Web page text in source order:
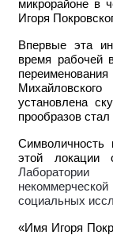
микрорайоне в
Игоря
Впервые эта
время рабочей
установлена
прообразов
Символичность
этой локации
социальных
«Имя Игоря